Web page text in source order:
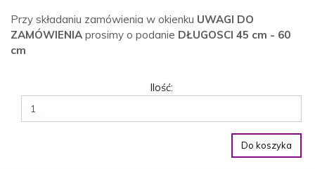
Przy składaniu zamówienia w okienku UWAGI DO
ZAMÓWIENIAprosimy o podanie DŁUGOSCI 45 cm - 60
cm
Ilość:
Do koszyka